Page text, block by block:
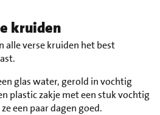
kruiden
alle verse kruiden het best
glas water, gerold in vochtig
plastic zakje met een stuk vochtig
een paar dagen goed.